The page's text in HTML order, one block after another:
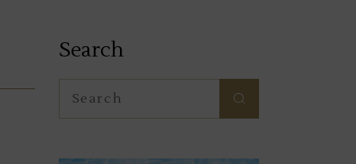
Search
for: